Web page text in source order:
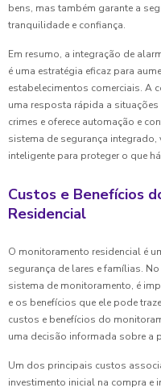
bens, mas também garante a
tranquilidade e confiança.
Em resumo, a integração de
é uma estratégia eficaz para
estabelecimentos comerciais. A
uma resposta rápida a
crimes e oferece automação e
sistema de segurança
inteligente para proteger o que
Custos e Benefícios
Residencial
O monitoramento residencial é
segurança de lares e famílias.
sistema de monitoramento, é
e os benefícios que ele pode
custos e benefícios do
uma decisão informada sobre a
Um dos principais custos
investimento inicial na compra